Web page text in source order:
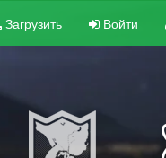
Загрузить Войти